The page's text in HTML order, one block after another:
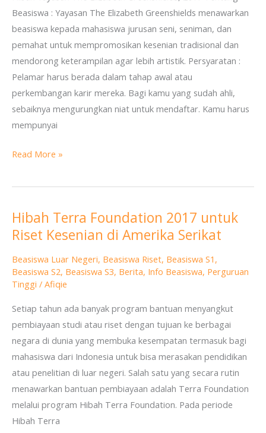
Beasiswa : Yayasan The Elizabeth Greenshields menawarkan
beasiswa kepada mahasiswa jurusan seni, seniman, dan
pemahat untuk mempromosikan kesenian tradisional dan
mendorong keterampilan agar lebih artistik. Persyaratan :
Pelamar harus berada dalam tahap awal atau
perkembangan karir mereka. Bagi kamu yang sudah ahli,
sebaiknya mengurungkan niat untuk mendaftar. Kamu harus
mempunyai
Ini
cocok
untuk
kamu!
Read More »
Hibah Terra Foundation 2017 untuk
Riset Kesenian di Amerika Serikat
Beasiswa Luar Negeri, Beasiswa Riset, Beasiswa S1 ,
Beasiswa S2, Beasiswa S3, Berita, Info Beasiswa, Perguruan
Tinggi / Afiqie
Setiap tahun ada banyak program bantuan menyangkut
pembiayaan studi atau riset dengan tujuan ke berbagai
negara di dunia yang membuka kesempatan termasuk bagi
mahasiswa dari Indonesia untuk bisa merasakan pendidikan
atau penelitian di luar negeri. Salah satu yang secara rutin
menawarkan bantuan pembiayaan adalah Terra Foundation
melalui program Hibah Terra Foundation. Pada periode
Hibah Terra
Hibah
Terra
2017
untuk
Kesenian
di
Amerika
Serikat